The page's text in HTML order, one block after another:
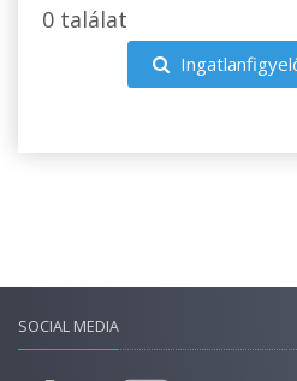
0 találat
SOCIAL MEDIA